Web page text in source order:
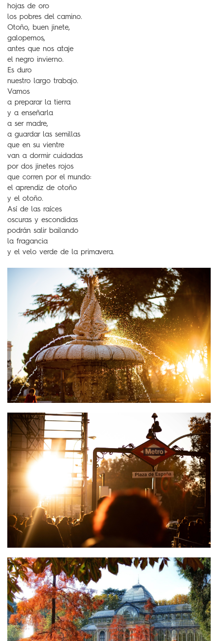
hojas de oro
los pobres del camino.
Otoño, buen jinete,
galopemos,
antes que nos ataje
el negro invierno.
Es duro
nuestro largo trabajo.
Vamos
a preparar la tierra
y a enseñarla
a ser madre,
a guardar las semillas
que en su vientre
van a dormir cuidadas
por dos jinetes rojos
que corren por el mundo:
el aprendiz de otoño
y el otoño.
Así de las raíces
oscuras y escondidas
podrán salir bailando
la fragancia
y el velo verde de la primavera.